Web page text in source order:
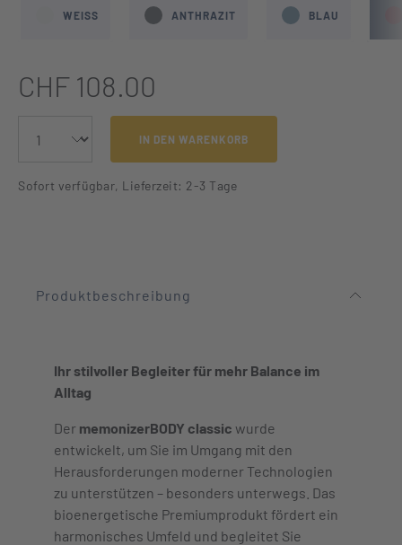
WEISS ANTHRAZIT BLAU
CHF 108.00
IN DEN WARENKORB
Sofort verfügbar, Lieferzeit: 2-3 Tage
Produktbeschreibung
Ihr stilvoller Begleiter für mehr Balance im
Alltag
Der memonizerBODY classic wurde
entwickelt, um Sie im Umgang mit den
Herausforderungen moderner Technologien
zu unterstützen – besonders unterwegs. Das
bioenergetische Premiumprodukt fördert ein
harmonisches Umfeld und begleitet Sie